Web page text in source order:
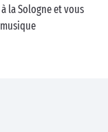
la Sologne et vous